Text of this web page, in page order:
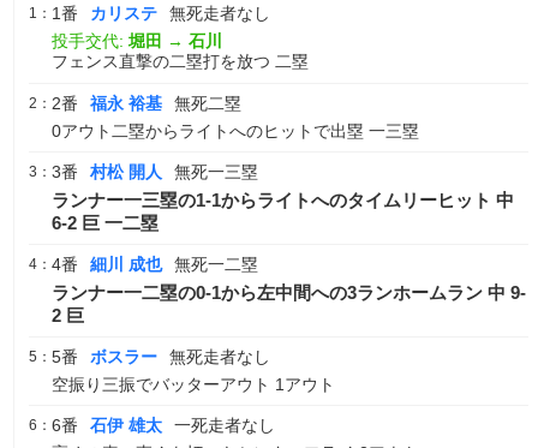
1： 1番 カリステ
無死走者なし
投手交代: 堀田 → 石川
フェンス直撃の二塁打を放つ 二塁
2： 2番 福永 裕基
無死二塁
0アウト二塁からライトへのヒットで出塁 一三塁
3： 3番 村松 開人 無死一三塁
ランナー一三塁の1-1からライトへのタイムリーヒット 中
6-2 巨 一二塁
4： 4番 細川 成也 無死一二塁
ランナー一二塁の0-1から左中間への3ランホームラン 中 9-
2 巨
5： 5番 ボスラー
無死走者なし
空振り三振でバッターアウト 1アウト
6： 6番 石伊 雄太
一死走者なし